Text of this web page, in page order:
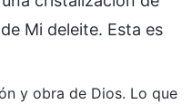
Mi deleite. Esta es
y obra de Dios. Lo que